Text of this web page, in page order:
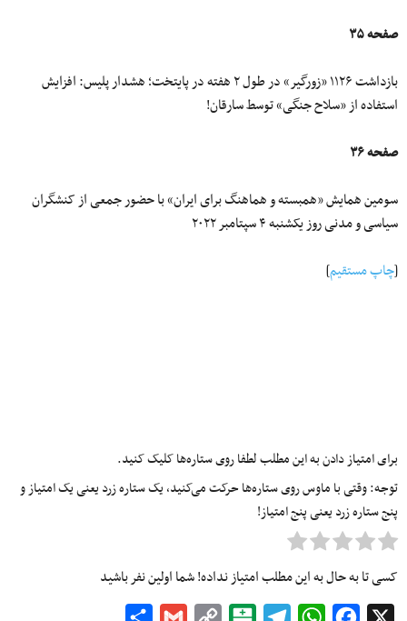
صفحه ۳۵
بازداشت ۱۱۲۶ «زورگیر» در طول ۲ هفته در پایتخت؛ هشدار پلیس: افزایش
استفاده از «سلاح جنگی» توسط سارقان!
صفحه ۳۶
سومین همایش «همبسته و هماهنگ برای ایران» با حضور جمعی از کنشگران
سیاسی و مدنی روز یکشنبه ۴ سپتامبر ۲۰۲۲
[چاپ مستقیم]
برای امتیاز دادن به این مطلب لطفا روی ستاره‌ها کلیک کنید.
توجه: وقتی با ماوس روی ستاره‌ها حرکت می‌کنید، یک ستاره زرد یعنی یک امتیاز و
پنج ستاره زرد یعنی پنج امتیاز!
کسی تا به حال به این مطلب امتیاز نداده! شما اولین نفر باشید